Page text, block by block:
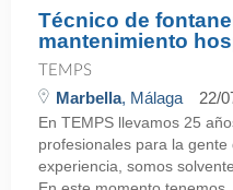
Técnico de
mantenimiento
TEMPS
Marbella, Málaga 22/
En TEMPS llevamos 25
profesionales para la
experiencia, somos